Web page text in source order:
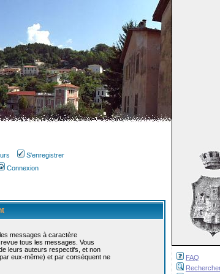
FAQ
S'enregistrer
Connexion
messages à caractère
tous les messages. Vous
leurs auteurs respectifs, et non
eux-même) et par conséquent ne